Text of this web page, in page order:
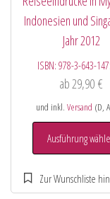
Indonesien und
Jahr 2012
ISBN:978-3-643-
ab 29,90€
und inkl.Versand (D,
Ausführung